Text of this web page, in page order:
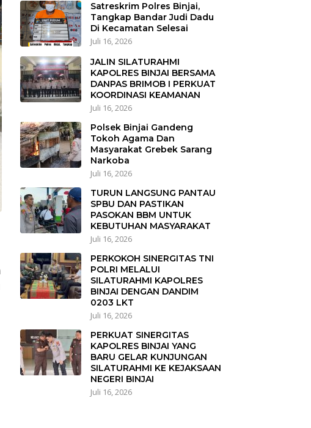
Satreskrim Polres Binjai,
Tangkap Bandar Judi Dadu
Di Kecamatan Selesai
Juli 16, 2026
JALIN SILATURAHMI
KAPOLRES BINJAI BERSAMA
DANPAS BRIMOB I PERKUAT
KOORDINASI KEAMANAN
Juli 16, 2026
Polsek Binjai Gandeng
Tokoh Agama Dan
Masyarakat Grebek Sarang
Narkoba
Juli 16, 2026
TURUN LANGSUNG PANTAU
SPBU DAN PASTIKAN
PASOKAN BBM UNTUK
KEBUTUHAN MASYARAKAT
Juli 16, 2026
PERKOKOH SINERGITAS TNI
POLRI MELALUI
SILATURAHMI KAPOLRES
BINJAI DENGAN DANDIM
0203 LKT
Juli 16, 2026
PERKUAT SINERGITAS
KAPOLRES BINJAI YANG
BARU GELAR KUNJUNGAN
SILATURAHMI KE KEJAKSAAN
NEGERI BINJAI
Juli 16, 2026